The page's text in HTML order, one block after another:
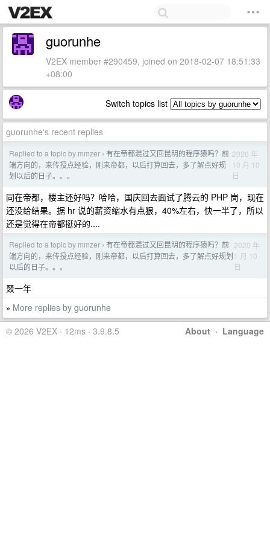
guorunhe
V2EX member #290459, joined on 2018-02-07 18:51:33
+08:00
Switch topics list
guorunhe's recent replies
Replied to a topic by mmzer › 有在帝都混过又回昆明的程序猿吗？前
端方向的，来传授点经验，刚来帝都，以后打算回去，多了解点好规
划以后的日子。。。
2020 年
10 月 10
日
同在帝都，楼主还好吗？哈哈，国庆回去面试了腾云的 PHP 岗，现在
还没给结果。据 hr 说的薪资缩水有点狠，40%左右，快一半了，所以
还是觉得在帝都挺好的....
Replied to a topic by mmzer › 有在帝都混过又回昆明的程序猿吗？前
端方向的，来传授点经验，刚来帝都，以后打算回去，多了解点好规划
以后的日子。。。
2020 年
1 月 10
日
叕一年
» More replies by guorunhe
About · Language
© 2026 V2EX · 12ms · 3.9.8.5